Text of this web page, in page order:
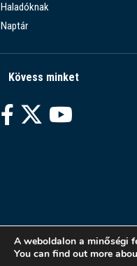
Haladóknak
Naptár
Kövess minket
A weboldalon a minőségi
You can find out more